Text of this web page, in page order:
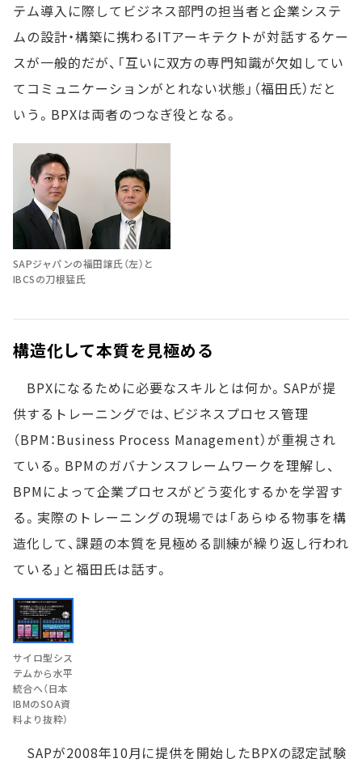
テム導入に際してビジネス部門の担当者と企業システ
ムの設計・構築に携わるITアーキテクトが対話するケー
スが一般的だが、「互いに双方の専門知識が欠如してい
てコミュニケーションがとれない状態」（福田氏）だと
いう。BPXは両者のつなぎ役となる。
SAPジャパンの福田譲氏（左）と
IBCSの刀根猛氏
構造化して本質を見極める
BPXになるために必要なスキルとは何か。SAPが提
供するトレーニングでは、ビジネスプロセス管理
（BPM：Business Process Management）が重視され
ている。BPMのガバナンスフレームワークを理解し、
BPMによって企業プロセスがどう変化するかを学習す
る。実際のトレーニングの現場では「あらゆる物事を構
造化して、課題の本質を見極める訓練が繰り返し行われ
ている」と福田氏は話す。
サイロ型シス
テムから水平
統合へ（日本
IBMのSOA資
料より抜粋）
SAPが2008年10月に提供を開始したBPXの認定試験